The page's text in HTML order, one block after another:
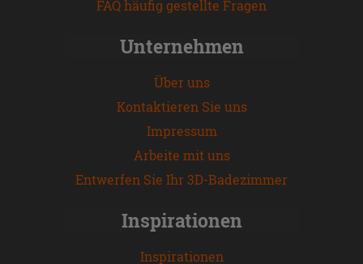
FAQ häufig gestellte Fragen
Unternehmen
Über uns
Kontaktieren Sie uns
Impressum
Arbeite mit uns
Entwerfen Sie Ihr 3D-Badezimmer
Inspirationen
Inspirationen